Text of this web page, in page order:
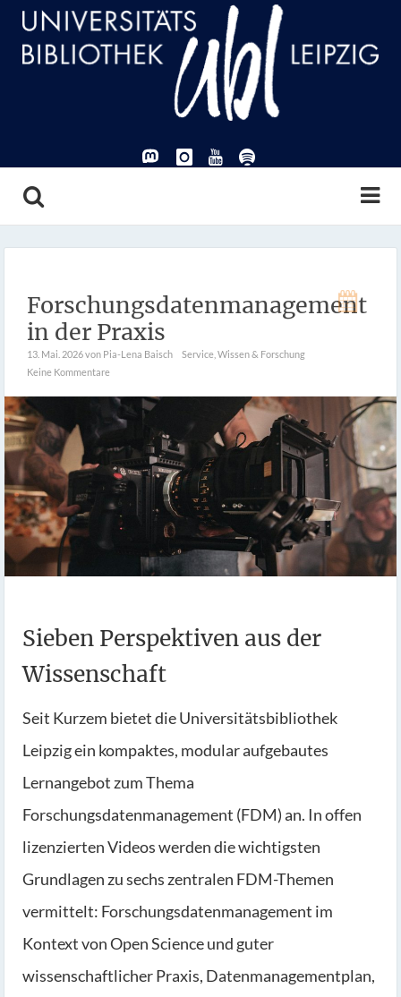
Forschungsdatenmanagement
in der Praxis
13. Mai. 2026von Pia-Lena Baisch Service Wissen & Forschung
Keine Kommentare
Sieben Perspektiven aus der
Wissenschaft
Seit Kurzem bietet die Universitätsbibliothek
Leipzig ein kompaktes, modular aufgebautes
Lernangebot zum Thema
Forschungsdatenmanagement (FDM) an. In offen
lizenzierten Videos werden die wichtigsten
Grundlagen zu sechs zentralen FDM-Themen
vermittelt: Forschungsdatenmanagement im
Kontext von Open Science und guter
wissenschaftlicher Praxis, Datenmanagementplan,